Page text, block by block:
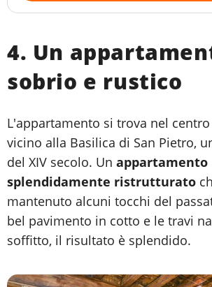
4. Un
sobrio e rustico
L'appartamento si trova nel
vicino alla Basilica di San Pietro,
del XIV secolo. Un appartamento
splendidamente ristrutturato
mantenuto alcuni tocchi del
bel pavimento in cotto e le travi
soffitto, il risultato è splendido.